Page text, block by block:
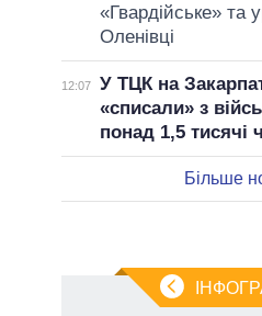
«Гвардійське» та
Оленівці
12:07
У ТЦК на
«списали» з
понад 1,5 тисячі
Більше